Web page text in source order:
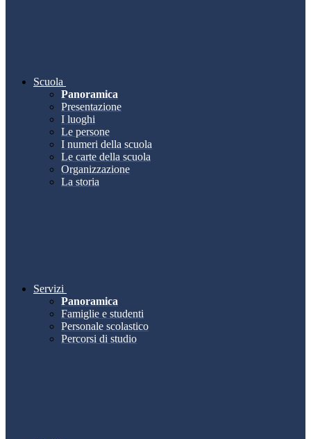
Scuola
Panoramica
Presentazione
I luoghi
Le persone
I numeri della scuola
Le carte della scuola
Organizzazione
La storia
Servizi
Panoramica
Famiglie e studenti
Personale scolastico
Percorsi di studio